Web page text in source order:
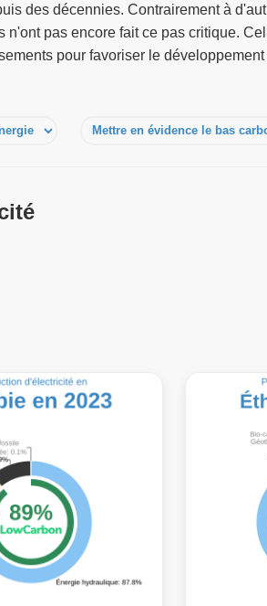
des décennies. Contrairement à
pas encore fait ce pas critique.
pour favoriser le